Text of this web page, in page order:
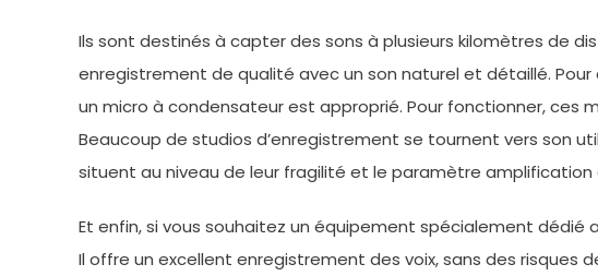
Ils sont destinés à capter des sons à plusieurs kilomètres de
enregistrement de qualité avec un son naturel et détaillé.
un micro à condensateur est approprié. Pour fonctionner, ces
Beaucoup de studios d’enregistrement se tournent vers son
situent au niveau de leur fragilité et le paramètre
Et enfin, si vous souhaitez un équipement spécialement dédié
Il offre un excellent enregistrement des voix, sans des risques